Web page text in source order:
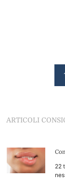
ARTICOLI
22